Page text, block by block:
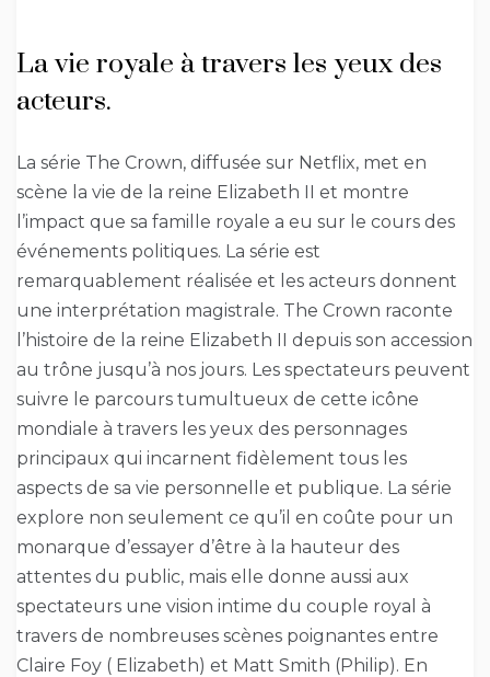
La vie royale à travers les yeux des
acteurs.
La série The Crown, diffusée sur Netflix, met en
scène la vie de la reine Elizabeth II et montre
l’impact que sa famille royale a eu sur le cours des
événements politiques. La série est
remarquablement réalisée et les acteurs donnent
une interprétation magistrale. The Crown raconte
l’histoire de la reine Elizabeth II depuis son accession
au trône jusqu’à nos jours. Les spectateurs peuvent
suivre le parcours tumultueux de cette icône
mondiale à travers les yeux des personnages
principaux qui incarnent fidèlement tous les
aspects de sa vie personnelle et publique. La série
explore non seulement ce qu’il en coûte pour un
monarque d’essayer d’être à la hauteur des
attentes du public, mais elle donne aussi aux
spectateurs une vision intime du couple royal à
travers de nombreuses scènes poignantes entre
Claire Foy ( Elizabeth) et Matt Smith (Philip). En